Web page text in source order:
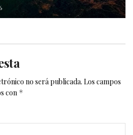
no será publicada. Los campos
con *